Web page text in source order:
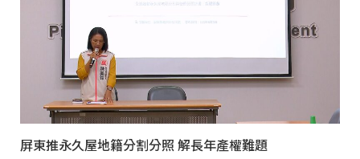
屏東推永久屋地籍分割分照 解長年產權難題